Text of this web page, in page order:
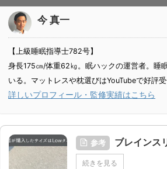
今 真一
【上級睡眠指導士782号】
身長175㎝/体重62㎏。眠ハックの運営者。睡
いる。マットレスや枕選びはYouTubeで好評受
詳しいプロフィール・監修実績はこちら
参考 ブレインス
続きを見る